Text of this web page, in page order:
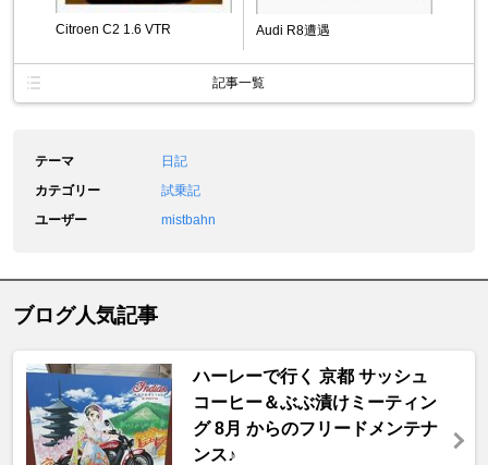
Citroen C2 1.6 VTR Audi R8遭遇
記事一覧
テーマ
日記
カテゴリー
試乗記
ユーザー
mistbahn
ブログ人気記事
ハーレーで行く 京都 サッシュ
コーヒー＆ぶぶ漬けミーティン
グ 8月 からのフリードメンテナ
ンス♪